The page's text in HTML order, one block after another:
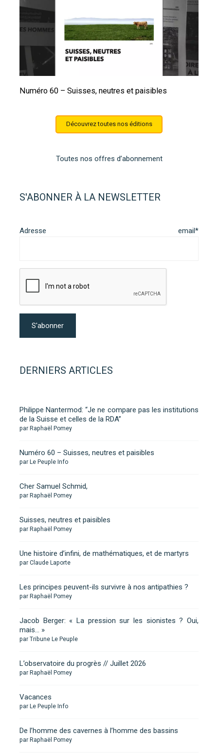
Numéro 60 – Suisses, neutres et paisibles
Découvrez toutes nos éditions
Toutes nos offres d’abonnement
S'ABONNER À LA NEWSLETTER
Adresse email*
DERNIERS ARTICLES
Philippe Nantermod: “Je ne compare pas les institutions
de la Suisse et celles de la RDA”
par Raphaël Pomey
Numéro 60 – Suisses, neutres et paisibles
par Le Peuple Info
Cher Samuel Schmid,
par Raphaël Pomey
Suisses, neutres et paisibles
par Raphaël Pomey
Une histoire d’infini, de mathématiques, et de martyrs
par Claude Laporte
Les principes peuvent-ils survivre à nos antipathies ?
par Raphaël Pomey
Jacob Berger: « La pression sur les sionistes ? Oui,
mais… »
par Tribune Le Peuple
L’observatoire du progrès // Juillet 2026
par Raphaël Pomey
Vacances
par Le Peuple Info
De l’homme des cavernes à l’homme des bassins
par Raphaël Pomey